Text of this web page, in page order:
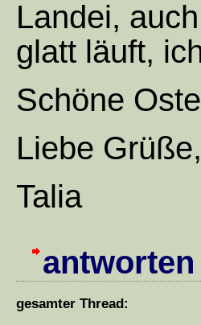
Landei,
glatt läuft,
Schöne
Liebe Grüße,
Talia
antworten
gesamter Thread: